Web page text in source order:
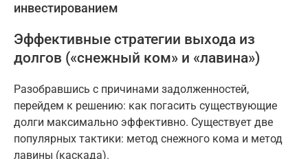
инвестированием
Эффективные стратегии выхода из
долгов («снежный ком» и «лавина»)
Разобравшись с причинами задолженностей,
перейдем к решению: как погасить существующие
долги максимально эффективно. Существует две
популярных тактики: метод снежного кома и метод
лавины (каскада).